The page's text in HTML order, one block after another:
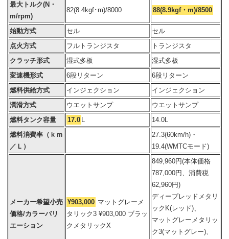
最大トルク(N・
m/rpm)
82(8.4kgf･m)/8000 88(8.9kgf・m)/8500
始動方式 セル
セル
点火方式
フルトランジスタ
トランジスタ
クラッチ形式
湿式多板
湿式多板
変速機形式
6段リターン
6段リターン
燃料供給方式
インジェクション
インジェクション
潤滑方式
ウエットサンプ
ウエットサンプ
燃料タンク容量
17.0 L
14.0L
燃料消費率（ｋｍ
／Ｌ）
27.3(60km/h)・
19.4(WMTCモード)
メーカー希望小売
価格/カラーバリ
エーション
¥903,000 マットグレーメ
タリック3 ¥903,000 ブラッ
クメタリックX
849,960円(本体価格
787,000円、消費税
62,960円)
ディープレッドメタリ
ックK(レッド)、
マットグレーメタリッ
ク3(マットグレー)、